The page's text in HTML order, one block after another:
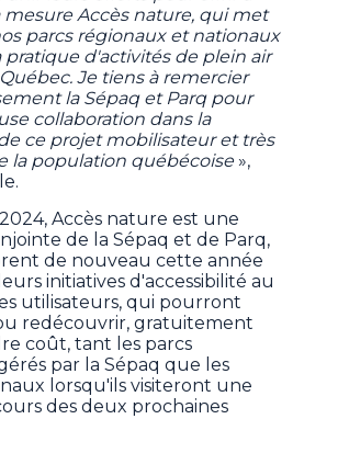
mesure Accès nature, qui met
parcs régionaux et nationaux
pratique d'activités de plein air
Je tiens à remercier
la Sépaq et Parq pour
collaboration dans la
ce projet mobilisateur et très
la population québécoise»,
Accès nature est une
de la Sépaq et de Parq,
de nouveau cette année
initiatives d'accessibilité au
utilisateurs, qui pourront
redécouvrir, gratuitement
coût, tant les parcs
par la Sépaq que les
lorsqu'ils visiteront une
des deux prochaines